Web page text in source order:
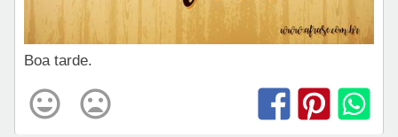
Boa tarde.